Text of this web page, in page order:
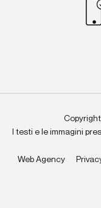
I testi e le immagini
Web Agency